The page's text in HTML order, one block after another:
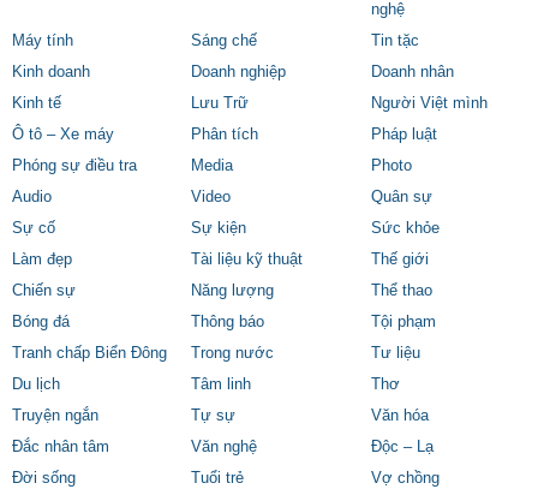
nghệ
Máy tính
Sáng chế
Tin tặc
Kinh doanh
Doanh nghiệp
Doanh nhân
Kinh tế
Lưu Trữ
Người Việt mình
Ô tô – Xe máy
Phân tích
Pháp luật
Phóng sự điều tra
Media
Photo
Audio
Video
Quân sự
Sự cố
Sự kiện
Sức khỏe
Làm đẹp
Tài liệu kỹ thuật
Thế giới
Chiến sự
Năng lượng
Thể thao
Bóng đá
Thông báo
Tội phạm
Tranh chấp Biển Đông
Trong nước
Tư liệu
Du lịch
Tâm linh
Thơ
Truyện ngắn
Tự sự
Văn hóa
Đắc nhân tâm
Văn nghệ
Độc – Lạ
Đời sống
Tuổi trẻ Vợ chồng